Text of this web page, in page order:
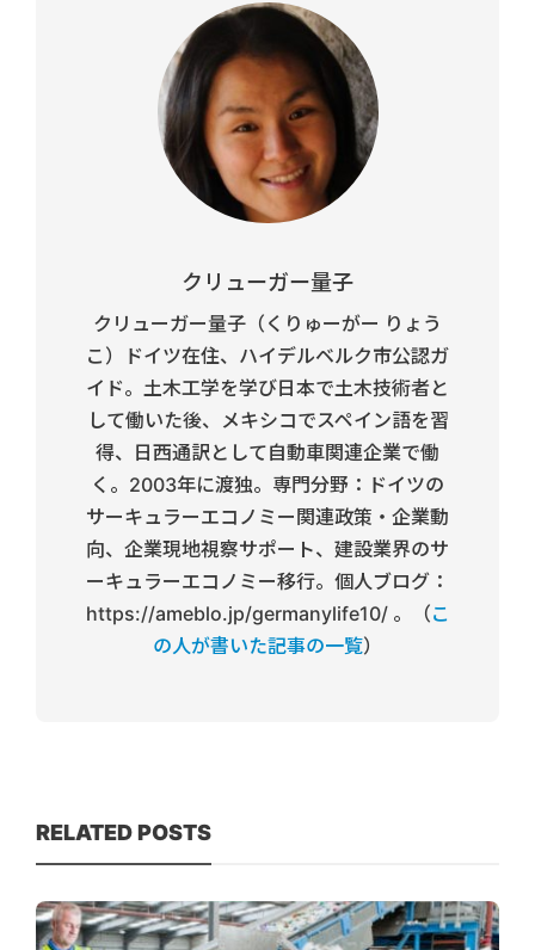
クリューガー量子
クリューガー量子（くりゅーがー りょう
こ）ドイツ在住、ハイデルベルク市公認ガ
イド。土木工学を学び日本で土木技術者と
して働いた後、メキシコでスペイン語を習
得、日西通訳として自動車関連企業で働
く。2003年に渡独。専門分野：ドイツの
サーキュラーエコノミー関連政策・企業動
向、企業現地視察サポート、建設業界のサ
ーキュラーエコノミー移行。個人ブログ：
https://ameblo.jp/germanylife10/ 。（こ
の人が書いた記事の一覧）
RELATED POSTS